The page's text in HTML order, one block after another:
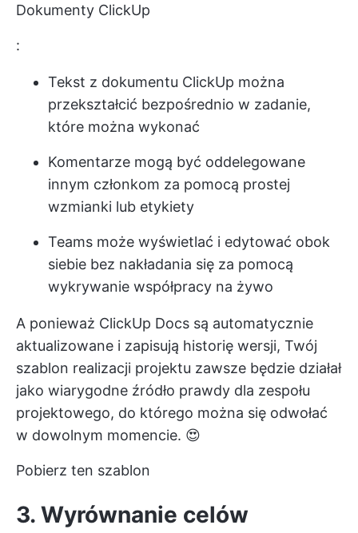
Dokumenty ClickUp
:
Tekst z dokumentu ClickUp można
przekształcić bezpośrednio w zadanie,
które można wykonać
Komentarze mogą być oddelegowane
innym członkom za pomocą prostej
wzmianki lub etykiety
Teams może wyświetlać i edytować obok
siebie bez nakładania się za pomocą
wykrywanie współpracy na żywo
A ponieważ ClickUp Docs są automatycznie
aktualizowane i zapisują historię wersji, Twój
szablon realizacji projektu zawsze będzie działał
jako wiarygodne źródło prawdy dla zespołu
projektowego, do którego można się odwołać
w dowolnym momencie. 😍
Pobierz ten szablon
3. Wyrównanie celów